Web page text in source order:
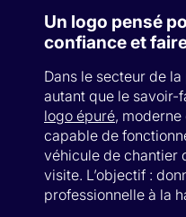
Un logo pensé
confiance et
Dans le secteur de
autant que le savoir-
logo épuré,
capable de
véhicule de chantier
visite. L’objectif :
professionnelle à la